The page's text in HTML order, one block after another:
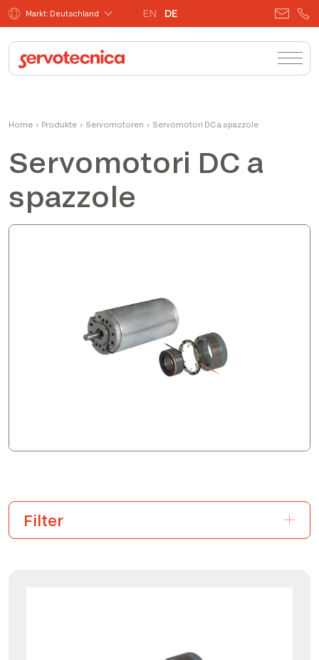
Markt: Deutschland EN DE
Home › Produkte › Servomotoren › Servomotori DC a spazzole
Servomotori DC a
spazzole